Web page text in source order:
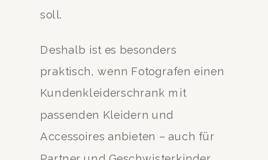
soll.
Deshalb ist es besonders
praktisch, wenn Fotografen einen
Kundenkleiderschrank mit
passenden Kleidern und
Accessoires anbieten – auch für